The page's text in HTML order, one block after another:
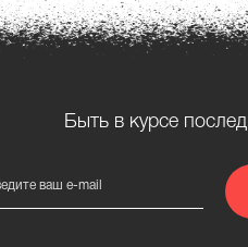
Быть в курсе
ваш e-mail